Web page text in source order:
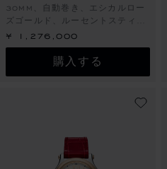
30MM、自動巻き、エシカルロー
ズゴールド、ルーセントスティー
ル™、ダイヤモンド
¥ 1,276,000
購入する